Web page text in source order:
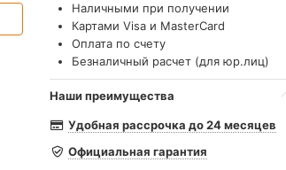
Наличными при получении
Картами Visa и MasterCard
Оплата по счету
Безналичный расчет (для юр.лиц)
Наши преимущества
Удобная рассрочка до 24 месяцев
Официальная гарантия